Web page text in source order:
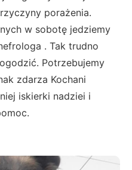
porażenia.
w sobotę jedziemy
. Tak trudno
Potrzebujemy
zdarza Kochani
iskierki nadziei i